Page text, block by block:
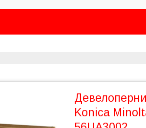
Konica